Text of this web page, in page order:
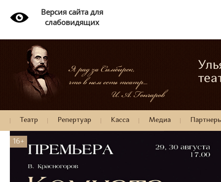
Версия сайта для
слабовидящих
Театр Репертуар Касса Медиа
16+